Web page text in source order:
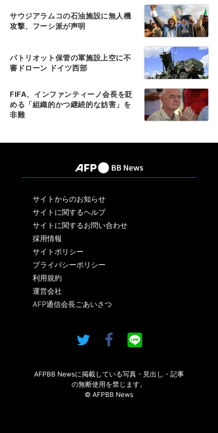
サウジアラムコの石油施設に無人機
攻撃、フーシ派が声明
パトリオット保管の軍施設上空に不
審ドローン ドイツ西部
FIFA、インファンティーノ会長を貶
める「組織的かつ継続的な妨害」を
非難
サイトからのお知らせ
サイトに関するヘルプ
サイトに関するお問い合わせ
採用情報
サイトポリシー
プライバシーポリシー
利用規約
運営会社
AFP通信会長ごあいさつ
AFPBB Newsに掲載している写真・見出し・記事
の無断使用を禁じます。
© AFPBB News